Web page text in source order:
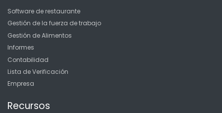
Software de restaurante
Gestión de la fuerza de trabajo
Gestión de Alimentos
Informes
Contabilidad
Lista de Verificación
Empresa
Recursos